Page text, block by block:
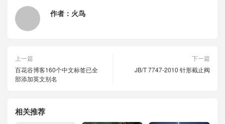
作者： 火鸟
上一篇
百花谷博客160个中文标签已全
部添加英文别名
下一篇
JB/T 7747-2010 针形截止阀
相关推荐